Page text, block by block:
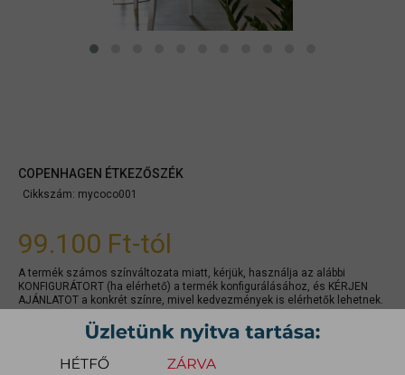
COPENHAGEN ÉTKEZŐSZÉK
Cikkszám: mycoco001
99.100 Ft-tól
A termék számos színváltozata miatt, kérjük, használja az alábbi
KONFIGURÁTORT (ha elérhető) a termék konfigurálásához, és KÉRJEN
AJÁNLATOT a konkrét színre, mivel kedvezmények is elérhetők lehetnek.
gyors ajánlat